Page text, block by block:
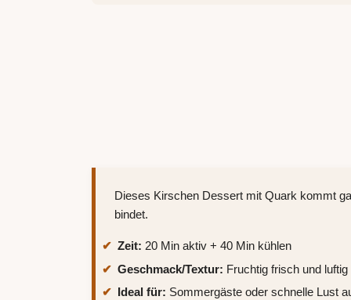
Dieses Kirschen Dessert mit Quark kommt
bindet.
Zeit: 20 Min aktiv + 40 Min kühlen
Geschmack/Textur: Fruchtig frisch und luftig
Ideal für: Sommergäste oder schnelle Lust